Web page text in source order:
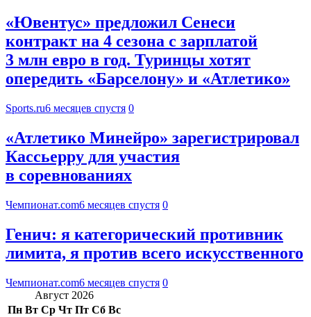
«Ювентус» предложил Сенеси
контракт на 4 сезона с зарплатой
3 млн евро в год. Туринцы хотят
опередить «Барселону» и «Атлетико»
Sports.ru6 месяцев спустя 0
«Атлетико Минейро» зарегистрировал
Кассьерру для участия
в соревнованиях
Чемпионат.com6 месяцев спустя 0
Генич: я категорический противник
лимита, я против всего искусственного
Чемпионат.com6 месяцев спустя 0
Август 2026
Пн Вт Ср Чт Пт Сб Вс